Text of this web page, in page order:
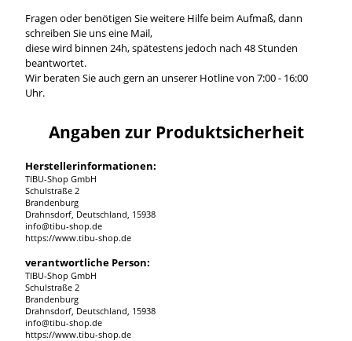
Fragen oder benötigen Sie weitere Hilfe beim Aufmaß, dann
schreiben Sie uns eine Mail,
diese wird binnen 24h, spätestens jedoch nach 48 Stunden
beantwortet.
Wir beraten Sie auch gern an unserer Hotline von 7:00 - 16:00
Uhr.
Angaben zur Produktsicherheit
Herstellerinformationen:
TIBU-Shop GmbH
Schulstraße 2
Brandenburg
Drahnsdorf, Deutschland, 15938
info@tibu-shop.de
https://www.tibu-shop.de
verantwortliche Person:
TIBU-Shop GmbH
Schulstraße 2
Brandenburg
Drahnsdorf, Deutschland, 15938
info@tibu-shop.de
https://www.tibu-shop.de